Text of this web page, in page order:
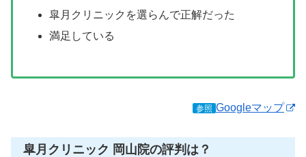
皐月クリニックを選らんで正解だった
満足している
参照 Googleマップ
皐月クリニック 岡山院の評判は？